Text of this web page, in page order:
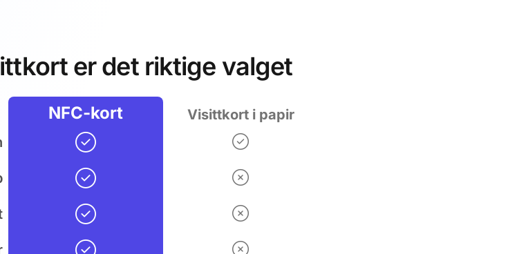
er det riktige valget
NFC-kort
Visittkort i papir